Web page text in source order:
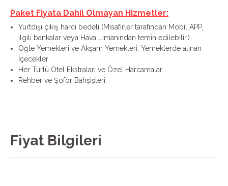
Paket Fiyata Dahil Olmayan Hizmetler:
Yurtdışı çıkış harcı bedeli (Misafirler tarafından Mobil APP,
ilgili bankalar veya Hava Limanından temin edilebilir.)
Öğle Yemekleri ve Akşam Yemekleri, Yemeklerde alınan
İçecekler
Her Türlü Otel Ekstraları ve Özel Harcamalar
Rehber ve Şoför Bahşişleri
Fiyat Bilgileri